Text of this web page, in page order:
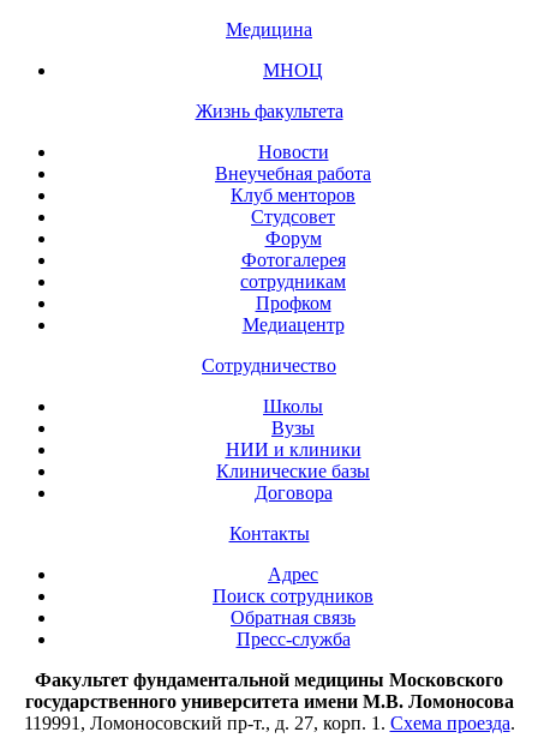
Медицина
МНОЦ
Жизнь факультета
Новости
Внеучебная работа
Клуб менторов
Студсовет
Форум
Фотогалерея
сотрудникам
Профком
Медиацентр
Сотрудничество
Школы
Вузы
НИИ и клиники
Клинические базы
Договора
Контакты
Адрес
Поиск сотрудников
Обратная связь
Пресс-служба
Факультет фундаментальной медицины Московского
государственного университета имени М.В. Ломоносова
119991, Ломоносовский пр-т., д. 27, корп. 1. Схема проезда.